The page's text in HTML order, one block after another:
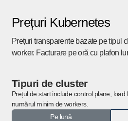
Prețuri Kubernetes
Prețuri transparente bazate pe tipul
worker. Facturare pe oră cu plafon
Tipuri de cluster
Prețul de start include control plane, load
numărul minim de workers.
Pe lună